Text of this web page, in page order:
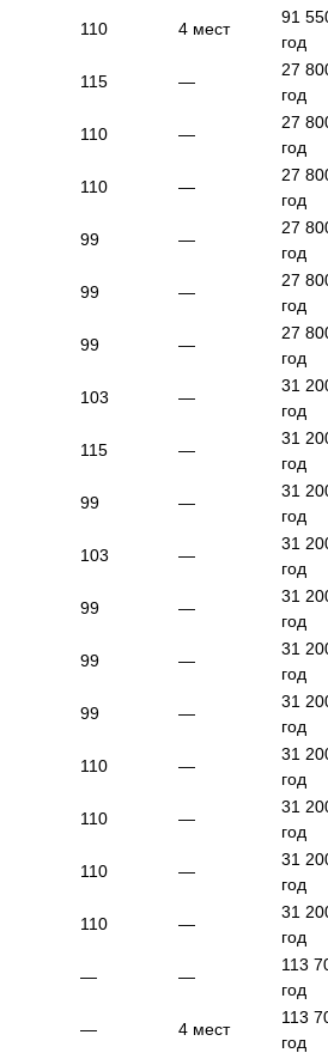
110 4 мест
91
год
115 —
27
год
110 —
27
год
110 —
27
год
99 —
27
год
99 —
27
год
99 —
27
год
103 —
31
год
115 —
31
год
99 —
31
год
103 —
31
год
99 —
31
год
99 —
31
год
99 —
31
год
110 —
31
год
110 —
31
год
110 —
31
год
110 —
31
год
— —
113
год
— 4 мест
113
год